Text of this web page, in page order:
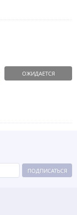
ОЖИДАЕТСЯ
ПОДПИСАТЬСЯ